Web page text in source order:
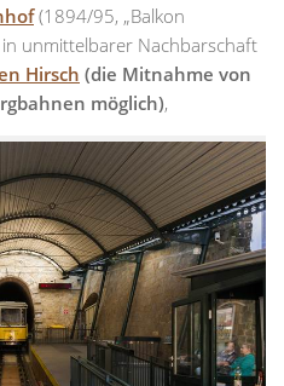
(1894/95, „Balkon
in unmittelbarer Nachbarschaft
Hirsch (die Mitnahme von
möglich),